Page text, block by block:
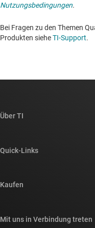
Nutzungsbedingungen.
Bei Fragen zu den Themen
Produkten sieheTI-Support. ​​​​​​​​​​​​​​
Über TI
Newsroom
Quick-Links
Querverweis-Suche
Kaufen
Mit uns in Verbindung treten